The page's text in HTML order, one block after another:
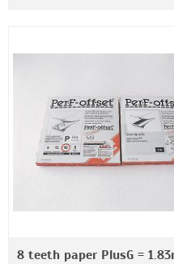
8 teeth paper PlusG =